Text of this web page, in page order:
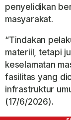
penyelidikan
masyarakat.
“Tindakan
materiil, tetapi
keselamatan
fasilitas yang
infrastruktur
(17/6/2026).